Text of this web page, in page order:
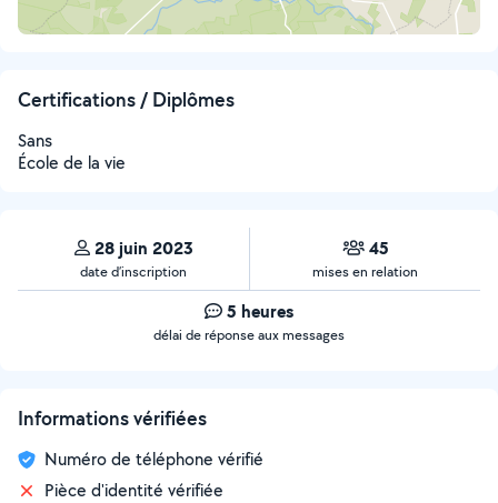
Certifications / Diplômes
Sans
École de la vie
28 juin 2023
date d’inscription
45
mises en relation
5 heures
délai de réponse aux messages
Informations vérifiées
Numéro de téléphone vérifié
Pièce d'identité vérifiée